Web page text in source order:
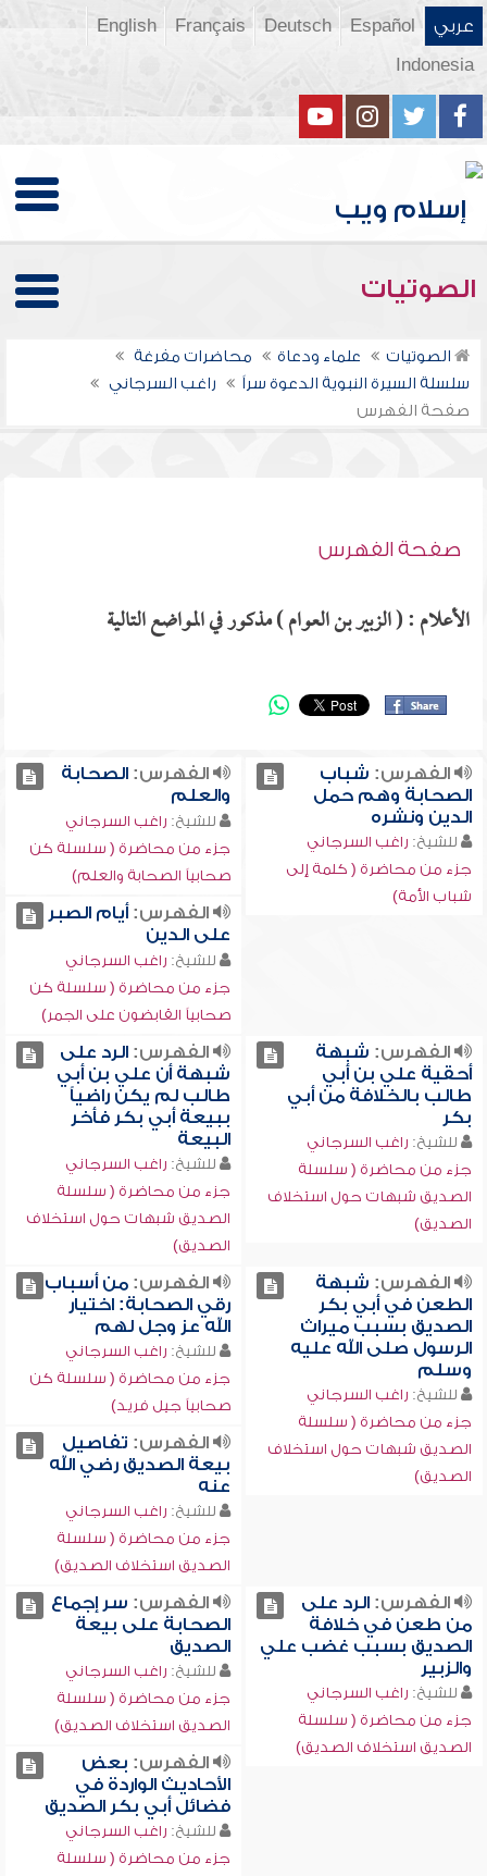
عربي Español
Deutsch
Français
English
Indonesia
الصوتيات
الصوتيات علماء ودعاة
محاضرات مفرغة
سلسلة السيرة النبوية الدعوة سراً
راغب السرجاني
صفحة الفهرس
صفحة الفهرس
الأعلام : ( الزبير بن العوام ) مذكور في المواضع التالية
الفهرس: شباب
الصحابة وهم حمل
الدين ونشره
للشيخ: راغب السرجاني
جزء من محاضرة ( كلمة إلى
شباب الأمة)
الفهرس:الصحابة
والعلم
للشيخ: راغب السرجاني
جزء من محاضرة ( سلسلة كن
صحابياً الصحابة والعلم)
الفهرس:أيام الصبر
على الدين
للشيخ: راغب السرجاني
جزء من محاضرة ( سلسلة كن
صحابياً القابضون على الجمر)
الفهرس: شبهة
أحقية علي بن أبي
طالب بالخلافة من أبي
بكر
للشيخ: راغب السرجاني
جزء من محاضرة ( سلسلة
الصديق شبهات حول استخلاف
الصديق)
الفهرس:الرد على
شبهة أن علي بن أبي
طالب لم يكن راضياً
ببيعة أبي بكر فأخر
البيعة
للشيخ: راغب السرجاني
جزء من محاضرة ( سلسلة
الصديق شبهات حول استخلاف
الصديق)
الفهرس: شبهة
الطعن في أبي بكر
الصديق بسبب ميراث
الرسول صلى الله عليه
وسلم
للشيخ: راغب السرجاني
جزء من محاضرة ( سلسلة
الصديق شبهات حول استخلاف
الصديق)
الفهرس:من أسباب
رقي الصحابة: اختيار
الله عز وجل لهم
للشيخ: راغب السرجاني
جزء من محاضرة ( سلسلة كن
صحابياً جيل فريد)
الفهرس: تفاصيل
بيعة الصديق رضي الله
عنه
للشيخ: راغب السرجاني
جزء من محاضرة ( سلسلة
الصديق استخلاف الصديق)
الفهرس:الرد على
من طعن في خلافة
الصديق بسبب غضب علي
والزبير
للشيخ: راغب السرجاني
جزء من محاضرة ( سلسلة
الصديق استخلاف الصديق)
الفهرس: سر إجماع
الصحابة على بيعة
الصديق
للشيخ: راغب السرجاني
جزء من محاضرة ( سلسلة
الصديق استخلاف الصديق)
الفهرس: بعض
الأحاديث الواردة في
فضائل أبي بكر الصديق
للشيخ: راغب السرجاني
جزء من محاضرة ( سلسلة